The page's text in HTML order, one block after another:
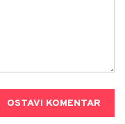
OSTAVI KOMENTAR